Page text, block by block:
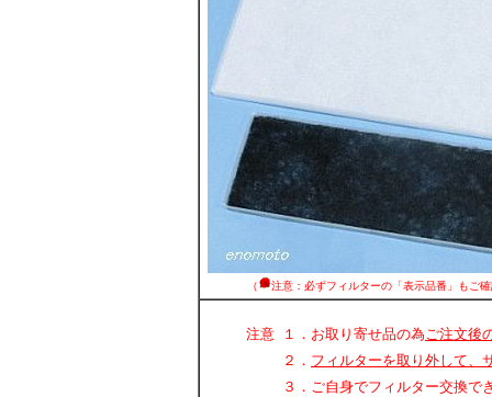
（ 注意：必ずフィルターの「表示品番」もご
注意 １．お取り寄せ品の為ご注文後
２． フィルターを取り外して、
３．ご自身でフィルター交換で